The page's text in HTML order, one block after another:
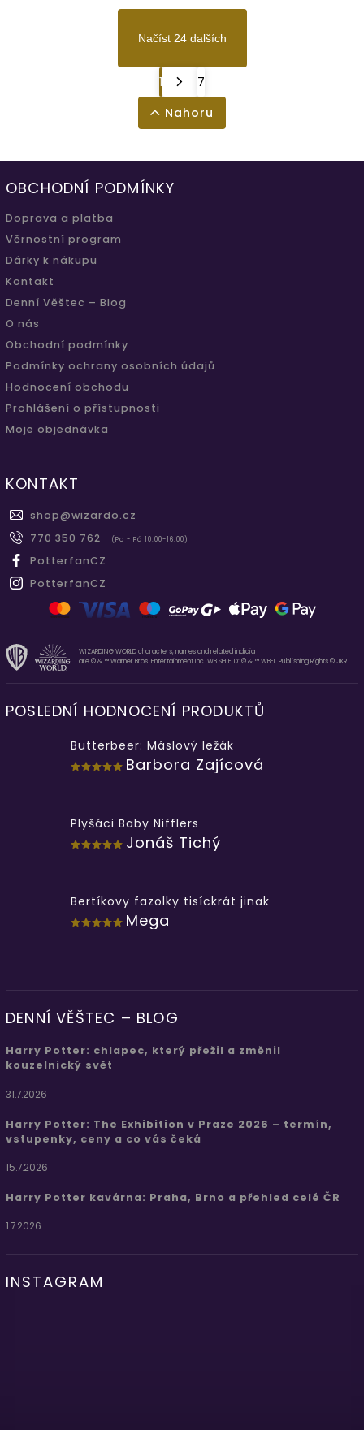
Načíst 24 dalších
1
7
Nahoru
OBCHODNÍ PODMÍNKY
Doprava a platba
Věrnostní program
Dárky k nákupu
Kontakt
Denní Věštec – Blog
O nás
Obchodní podmínky
Podmínky ochrany osobních údajů
Hodnocení obchodu
Prohlášení o přístupnosti
Moje objednávka
KONTAKT
shop@wizardo.cz
770 350 762
(Po - Pá 10.00-16.00)
PotterfanCZ
PotterfanCZ
WIZARDING WORLD characters, names and related indicia
are © & ™ Warner Bros. Entertainment Inc. WB SHIELD: © & ™ WBEI. Publishing Rights © JKR.
POSLEDNÍ HODNOCENÍ PRODUKTŮ
Butterbeer: Máslový ležák
Barbora Zajícová
...
Plyšáci Baby Nifflers
Jonáš Tichý
...
Bertíkovy fazolky tisíckrát jinak
Mega
...
DENNÍ VĚŠTEC – BLOG
Harry Potter: chlapec, který přežil a změnil
kouzelnický svět
31.7.2026
Harry Potter: The Exhibition v Praze 2026 – termín,
vstupenky, ceny a co vás čeká
15.7.2026
Harry Potter kavárna: Praha, Brno a přehled celé ČR
1.7.2026
INSTAGRAM